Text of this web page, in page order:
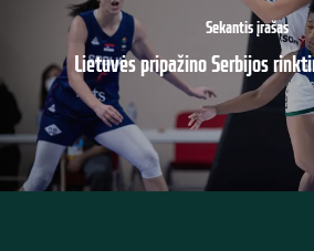
Sekantis įrašas
Lietuvės pripažino Serbijos